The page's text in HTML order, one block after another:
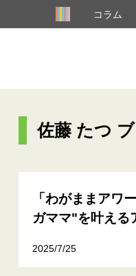
コラム
佐藤 たつ
「わがままアワ
ガママ"を叶える
2025/7/25